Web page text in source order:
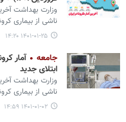
وزارت بهداشت
ناشی از بیماری
۱۴۰۱-۰۱-۲۵ ۱۴:۲۰
جامعه
ابتلای جدید
وزارت بهداشت
ناشی از بیماری
۱۴۰۱-۰۱-۰۲ ۱۴:۵۹